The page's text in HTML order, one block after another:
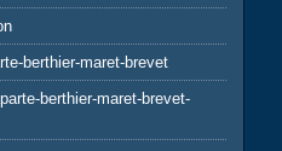
berthier-maret-brevet
berthier-maret-brevet-